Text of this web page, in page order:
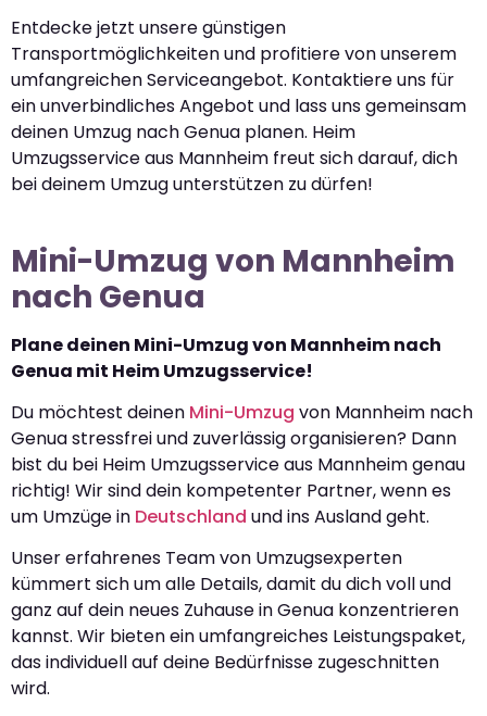
Entdecke jetzt unsere günstigen
Transportmöglichkeiten und profitiere von unserem
umfangreichen Serviceangebot. Kontaktiere uns für
ein unverbindliches Angebot und lass uns gemeinsam
deinen Umzug nach Genua planen. Heim
Umzugsservice aus Mannheim freut sich darauf, dich
bei deinem Umzug unterstützen zu dürfen!
Mini-Umzug von Mannheim
nach Genua
Plane deinen Mini-Umzug von Mannheim nach
Genua mit Heim Umzugsservice!
Du möchtest deinen Mini-Umzug von Mannheim nach
Genua stressfrei und zuverlässig organisieren? Dann
bist du bei Heim Umzugsservice aus Mannheim genau
richtig! Wir sind dein kompetenter Partner, wenn es
um Umzüge in Deutschland und ins Ausland geht.
Unser erfahrenes Team von Umzugsexperten
kümmert sich um alle Details, damit du dich voll und
ganz auf dein neues Zuhause in Genua konzentrieren
kannst. Wir bieten ein umfangreiches Leistungspaket,
das individuell auf deine Bedürfnisse zugeschnitten
wird.